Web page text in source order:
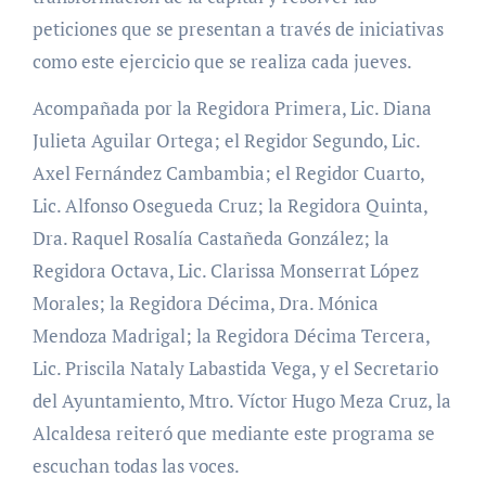
peticiones que se presentan a través de iniciativas
como este ejercicio que se realiza cada jueves.
Acompañada por la Regidora Primera, Lic. Diana
Julieta Aguilar Ortega; el Regidor Segundo, Lic.
Axel Fernández Cambambia; el Regidor Cuarto,
Lic. Alfonso Osegueda Cruz; la Regidora Quinta,
Dra. Raquel Rosalía Castañeda González; la
Regidora Octava, Lic. Clarissa Monserrat López
Morales; la Regidora Décima, Dra. Mónica
Mendoza Madrigal; la Regidora Décima Tercera,
Lic. Priscila Nataly Labastida Vega, y el Secretario
del Ayuntamiento, Mtro. Víctor Hugo Meza Cruz, la
Alcaldesa reiteró que mediante este programa se
escuchan todas las voces.